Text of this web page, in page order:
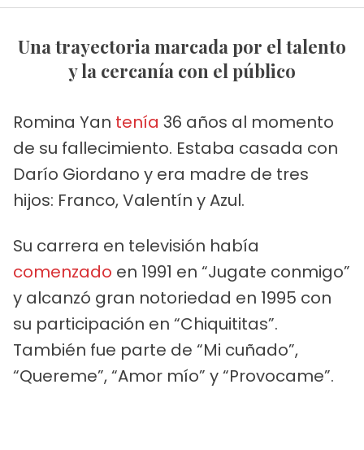
Una trayectoria marcada por el talento
y la cercanía con el público
Romina Yan tenía 36 años al momento
de su fallecimiento. Estaba casada con
Darío Giordano y era madre de tres
hijos: Franco, Valentín y Azul.
Su carrera en televisión había
comenzado en 1991 en “Jugate conmigo”
y alcanzó gran notoriedad en 1995 con
su participación en “Chiquititas”.
También fue parte de “Mi cuñado”,
“Quereme”, “Amor mío” y “Provocame”.